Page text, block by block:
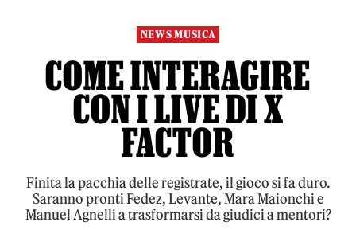
NEWS MUSICA
COME INTERAGIRE
CON I LIVE DI X
FACTOR
Finita la pacchia delle registrate, il gioco si fa duro.
Saranno pronti Fedez, Levante, Mara Maionchi e
Manuel Agnelli a trasformarsi da giudici a mentori?